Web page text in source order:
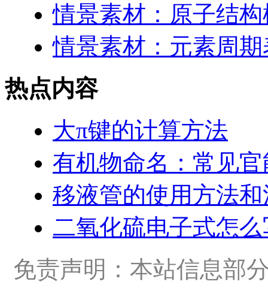
情景素材：原子结
情景素材：元素周
热点内容
大π键的计算方法
有机物命名：常见
移液管的使用方法
二氧化硫电子式怎
免责声明：本站信息部